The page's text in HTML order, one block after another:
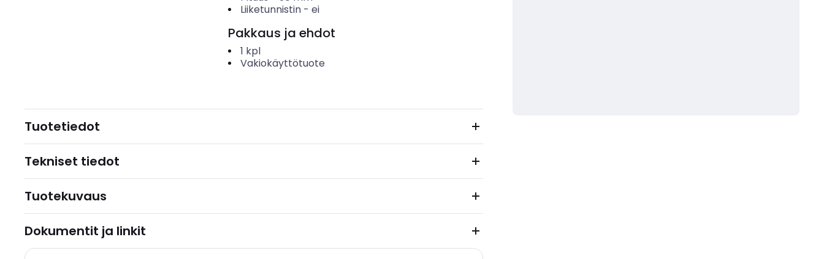
Liiketunnistin- ei
Pakkaus ja ehdot
1 kpl
Vakiokäyttötuote
Tuotetiedot
Tekniset tiedot
Tuotekuvaus
Dokumentit ja linkit